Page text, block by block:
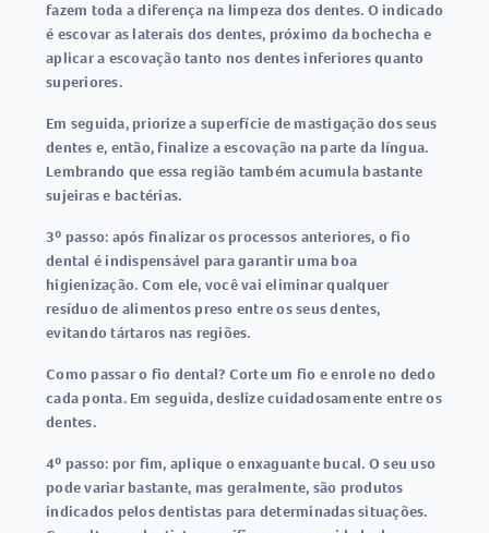
fazem toda a diferença na limpeza dos dentes. O indicado
é escovar as laterais dos dentes, próximo da bochecha e
aplicar a escovação tanto nos dentes inferiores quanto
superiores.
Em seguida, priorize a superfície de mastigação dos seus
dentes e, então, finalize a escovação na parte da língua.
Lembrando que essa região também acumula bastante
sujeiras e bactérias.
3º passo: após finalizar os processos anteriores, ofio
dental é indispensável para garantir uma boa
higienização. Com ele, você vai eliminar qualquer
resíduo de alimentos preso entre os seus dentes,
evitando tártaros nas regiões.
Como passar o fio dental? Corte um fio e enrole no dedo
cada ponta. Em seguida, deslize cuidadosamente entre os
dentes.
4º passo: por fim, aplique o enxaguante bucal. O seu uso
pode variar bastante, mas geralmente, são produtos
indicados pelos dentistas para determinadas situações.